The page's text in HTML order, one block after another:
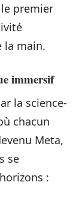
premier
la main.
immersif
la science-
chacun
Meta,
se
: